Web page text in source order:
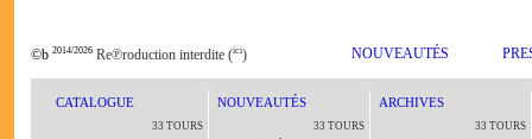
©b 2014/2026 Re℗roduction interdite (ici) NOUVEAUTÉS
CATALOGUE
33 TOURS
NOUVEAUTÉS
33 TOURS
ARCHIVES
33 TOURS